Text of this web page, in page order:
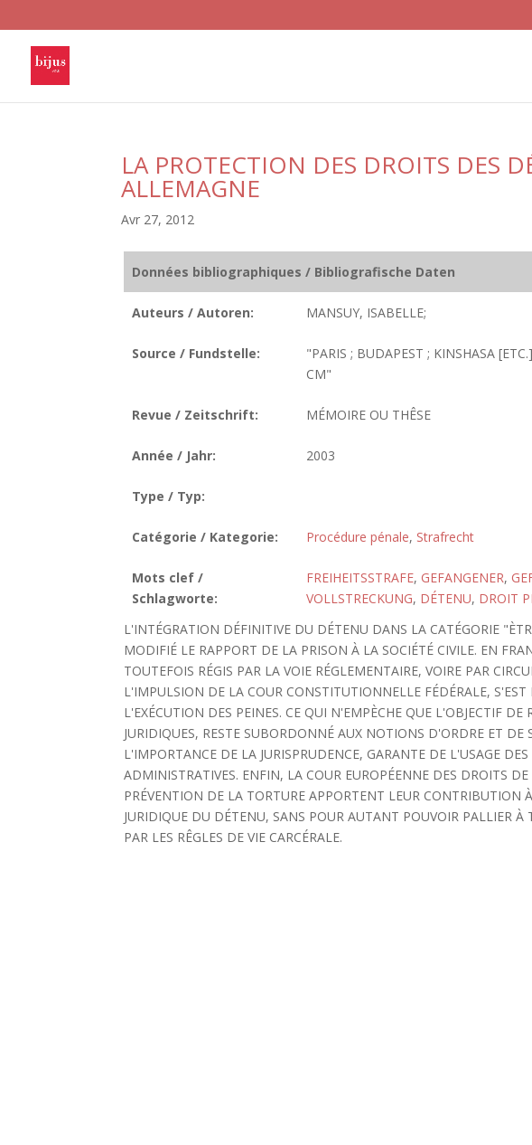
LA PROTECTION DES DROITS DES
ALLEMAGNE
Avr 27, 2012
Données bibliographiques / Bibliografische Daten
Auteurs / Autoren: MANSUY, ISABELLE;
Source / Fundstelle:
"PARIS ; BUDAPEST ; KINSHASA
CM"
Revue / Zeitschrift: MÉMOIRE OU THÊSE
Année / Jahr: 2003
Type / Typ:
Catégorie / Kategorie: Procédure pénale, Strafrecht
Mots clef /
Schlagworte:
FREIHEITSSTRAFE, GEFANGENER,
VOLLSTRECKUNG, DÉTENU, DROIT
L'INTÉGRATION DÉFINITIVE DU DÉTENU DANS LA CATÉGORIE
MODIFIÉ LE RAPPORT DE LA PRISON À LA SOCIÉTÉ CIVILE. EN
TOUTEFOIS RÉGIS PAR LA VOIE RÉGLEMENTAIRE, VOIRE PAR
L'IMPULSION DE LA COUR CONSTITUTIONNELLE FÉDÉRALE,
L'EXÉCUTION DES PEINES. CE QUI N'EMPÈCHE QUE L'OBJECTIF
JURIDIQUES, RESTE SUBORDONNÉ AUX NOTIONS D'ORDRE ET
L'IMPORTANCE DE LA JURISPRUDENCE, GARANTE DE L'USAGE
ADMINISTRATIVES. ENFIN, LA COUR EUROPÉENNE DES DROITS
PRÉVENTION DE LA TORTURE APPORTENT LEUR CONTRIBUTION
JURIDIQUE DU DÉTENU, SANS POUR AUTANT POUVOIR PALLIER
PAR LES RÊGLES DE VIE CARCÉRALE.